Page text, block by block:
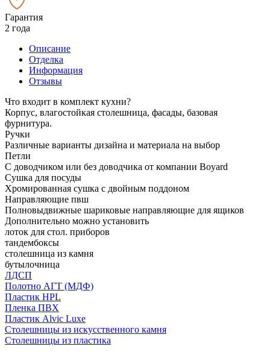
Гарантия
2 года
Описание
Отделка
Информация
Отзывы
Что входит в комплект кухни?
Корпус, влагостойкая столешница, фасады, базовая
фурнитура.
Ручки
Различные варианты дизайна и материала на выбор
Петли
С доводчиком или без доводчика от компании Boyard
Сушка для посуды
Хромированная сушка с двойным поддоном
Направляющие пвш
Полновыдвижные шариковые направляющие для ящиков
Дополнительно можно установить
лоток для стол. приборов
тандембоксы
столешница из камня
бутылочница
ЛДСП
Полотно АГТ (МДФ)
Пластик HPL
Пленка ПВХ
Пластик Alvic Luxe
Столешницы из искусственного камня
Столешницы из пластика